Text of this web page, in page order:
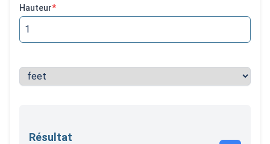
Hauteur*
Résultat